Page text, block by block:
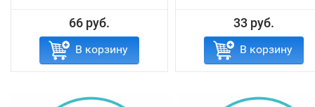
66 руб.
В корзину
33 руб.
В корзину